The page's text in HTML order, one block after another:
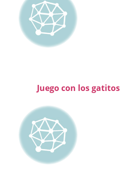
Juego con los gatitos